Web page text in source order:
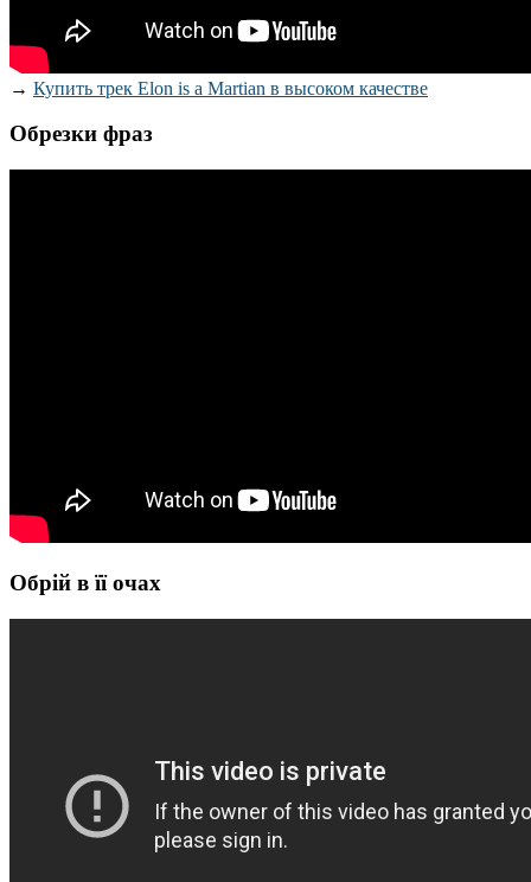
→ Купить трек Elon is a Martian в высоком качестве
Обрезки фраз
Обрій в її очах